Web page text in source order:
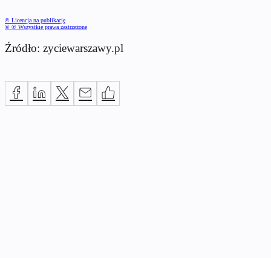
© Licencja na publikację
© ℗ Wszystkie prawa zastrzeżone
Źródło: zyciewarszawy.pl